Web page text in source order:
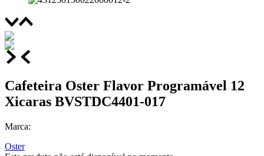
Cafeteira Oster Flavor Programável 12
Xicaras BVSTDC4401-017
Marca:
Oster